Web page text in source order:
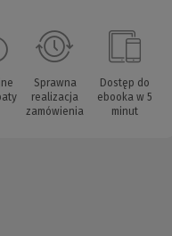
Sprawna
realizacja
zamówienia
Dostęp do
ebooka w 5
minut